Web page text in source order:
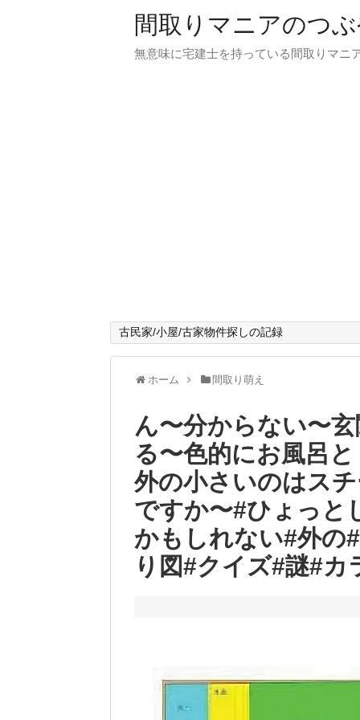
間取りマニアのつ
無意味に宅建士を持っている間取りマニ
古民家/小屋/古家物件探しの記録
ホーム 間取り萌え
ん〜分からない〜
る〜色的にお風呂
外の小さいのはス
ですか〜#ひょっと
かもしれない#外の
り図#クイズ#謎#カ